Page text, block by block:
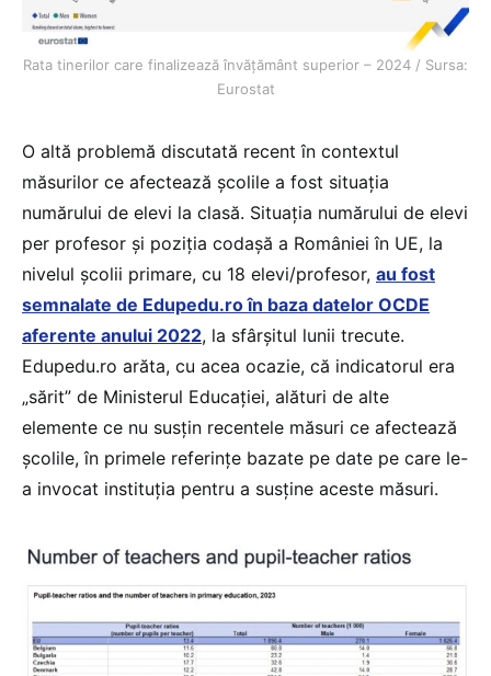
Rata tinerilor care finalizează învățământ superior – 2024 / Sursa:
Eurostat
O altă problemă discutată recent în contextul
măsurilor ce afectează școlile a fost situația
numărului de elevi la clasă. Situația numărului de elevi
per profesor și poziția codașă a României în UE, la
nivelul școlii primare, cu 18 elevi/profesor, au fost
semnalate de Edupedu.ro în baza datelor OCDE
aferente anului 2022, la sfârșitul lunii trecute.
Edupedu.ro arăta, cu acea ocazie, că indicatorul era
„sărit” de Ministerul Educației, alături de alte
elemente ce nu susțin recentele măsuri ce afectează
școlile, în primele referințe bazate pe date pe care le-
a invocat instituția pentru a susține aceste măsuri.